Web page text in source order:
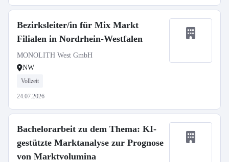
Bezirksleiter/in für Mix Markt
Filialen in Nordrhein-Westfalen
MONOLITH West GmbH
NW
Vollzeit
24.07.2026
Bachelorarbeit zu dem Thema: KI-
gestützte Marktanalyse zur Prognose
von Marktvolumina